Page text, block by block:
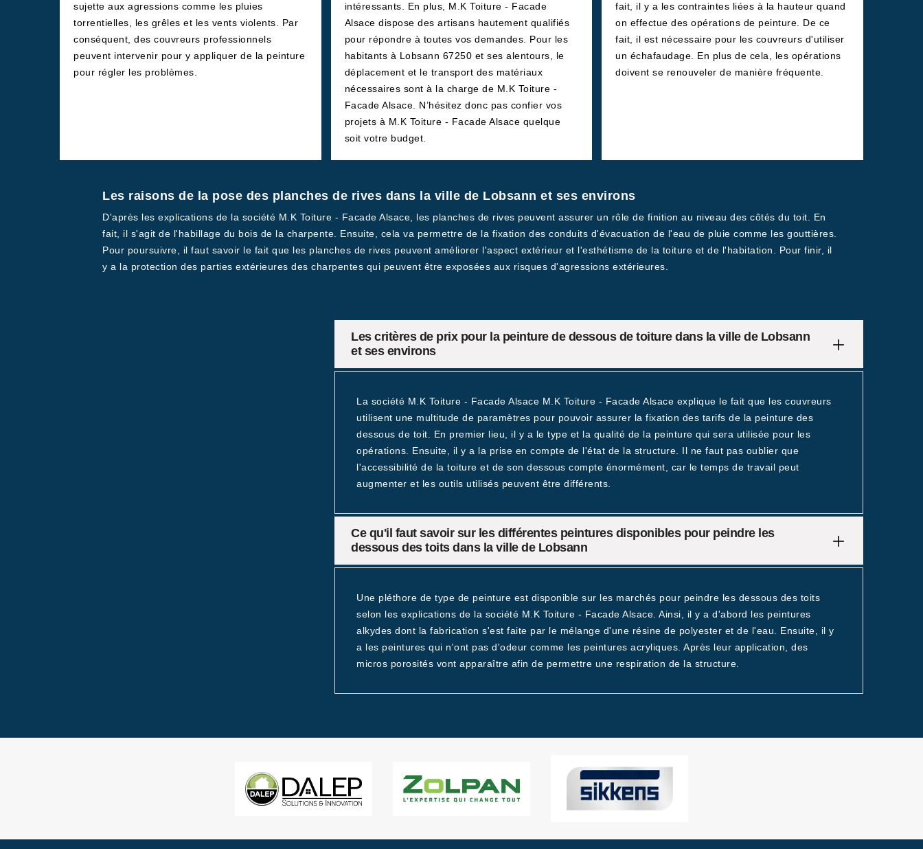
sujette aux agressions comme les pluies
torrentielles, les grêles et les vents violents. Par
conséquent, des couvreurs professionnels
peuvent intervenir pour y appliquer de la peinture
pour régler les problèmes.
intéressants. En plus, M.K Toiture - Facade
Alsace dispose des artisans hautement qualifiés
pour répondre à toutes vos demandes. Pour les
habitants à Lobsann 67250 et ses alentours, le
déplacement et le transport des matériaux
nécessaires sont à la charge de M.K Toiture -
Facade Alsace. N’hésitez donc pas confier vos
projets à M.K Toiture - Facade Alsace quelque
soit votre budget.
fait, il y a les contraintes liées à la hauteur quand
on effectue des opérations de peinture. De ce
fait, il est nécessaire pour les couvreurs d'utiliser
un échafaudage. En plus de cela, les opérations
doivent se renouveler de manière fréquente.
Les raisons de la pose des planches de rives dans la ville de Lobsann et ses environs
D'après les explications de la société M.K Toiture - Facade Alsace, les planches de rives peuvent assurer un rôle de finition au niveau des côtés du toit. En
fait, il s'agit de l'habillage du bois de la charpente. Ensuite, cela va permettre de la fixation des conduits d'évacuation de l'eau de pluie comme les gouttières.
Pour poursuivre, il faut savoir le fait que les planches de rives peuvent améliorer l'aspect extérieur et l'esthétisme de la toiture et de l'habitation. Pour finir, il
y a la protection des parties extérieures des charpentes qui peuvent être exposées aux risques d'agressions extérieures.
Les critères de prix pour la peinture de dessous de toiture dans la ville de Lobsann
et ses environs
La société M.K Toiture - Facade Alsace M.K Toiture - Facade Alsace explique le fait que les couvreurs
utilisent une multitude de paramètres pour pouvoir assurer la fixation des tarifs de la peinture des
dessous de toit. En premier lieu, il y a le type et la qualité de la peinture qui sera utilisée pour les
opérations. Ensuite, il y a la prise en compte de l'état de la structure. Il ne faut pas oublier que
l'accessibilité de la toiture et de son dessous compte énormément, car le temps de travail peut
augmenter et les outils utilisés peuvent être différents.
Ce qu'il faut savoir sur les différentes peintures disponibles pour peindre les
dessous des toits dans la ville de Lobsann
Une pléthore de type de peinture est disponible sur les marchés pour peindre les dessous des toits
selon les explications de la société M.K Toiture - Facade Alsace. Ainsi, il y a d'abord les peintures
alkydes dont la fabrication s'est faite par le mélange d'une résine de polyester et de l'eau. Ensuite, il y
a les peintures qui n'ont pas d'odeur comme les peintures acryliques. Après leur application, des
micros porosités vont apparaître afin de permettre une respiration de la structure.